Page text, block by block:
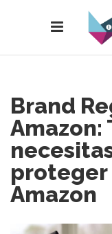
Brand
Amazon:
proteger
Amazon